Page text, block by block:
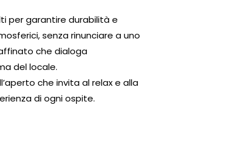
per garantire durabilità e
senza rinunciare a uno
che dialoga
del locale.
che invita al relax e alla
di ogni ospite.